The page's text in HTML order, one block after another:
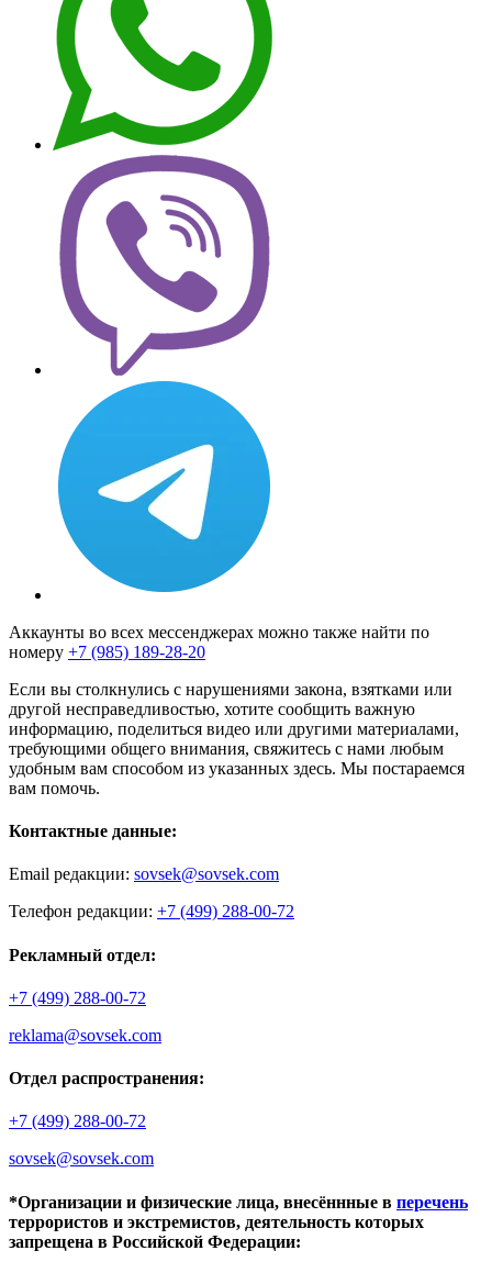
Аккаунты во всех мессенджерах можно также найти по
номеру +7 (985) 189-28-20
Если вы столкнулись с нарушениями закона, взятками или
другой несправедливостью, хотите сообщить важную
информацию, поделиться видео или другими материалами,
требующими общего внимания, свяжитесь с нами любым
удобным вам способом из указанных здесь. Мы постараемся
вам помочь.
Контактные данные:
Email редакции: sovsek@sovsek.com
Телефон редакции: +7 (499) 288-00-72
Рекламный отдел:
+7 (499) 288-00-72
reklama@sovsek.com
Отдел распространения:
+7 (499) 288-00-72
sovsek@sovsek.com
*Организации и физические лица, внесённные в перечень
террористов и экстремистов, деятельность которых
запрещена в Российской Федерации: